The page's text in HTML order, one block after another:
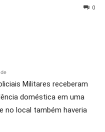
0
Militares receberam
doméstica em uma
no local também haveria